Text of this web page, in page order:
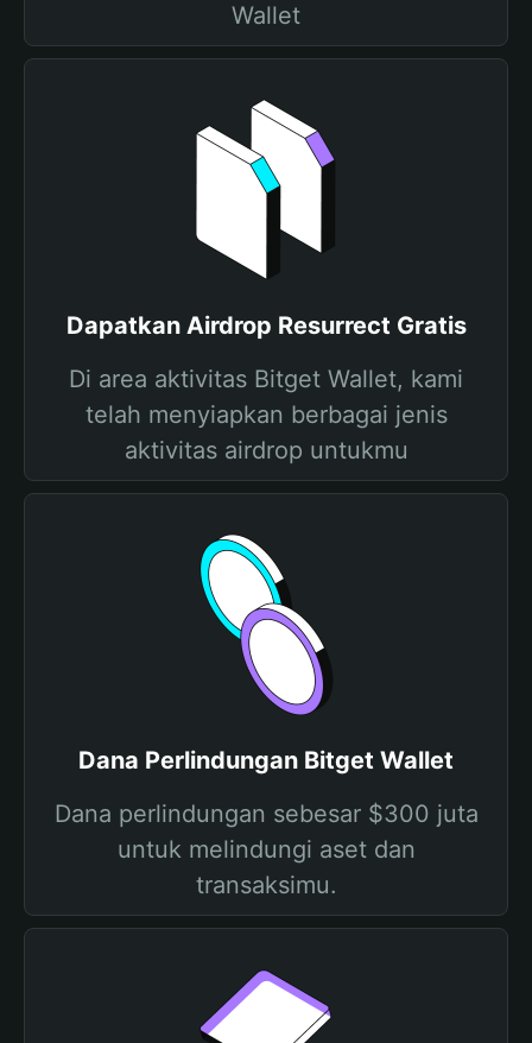
Wallet
Dapatkan Airdrop Resurrect Gratis
Di area aktivitas Bitget Wallet, kami
telah menyiapkan berbagai jenis
aktivitas airdrop untukmu
Dana Perlindungan Bitget Wallet
Dana perlindungan sebesar $300 juta
untuk melindungi aset dan
transaksimu.